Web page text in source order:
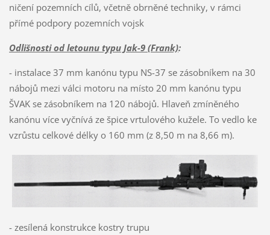
ničení pozemních cílů, včetně obrněné techniky, v rámci
přímé podpory pozemních vojsk
Odlišnosti od letounu typu Jak-9 (Frank):
- instalace 37 mm kanónu typu NS-37 se zásobníkem na 30
nábojů mezi válci motoru na místo 20 mm kanónu typu
ŠVAK se zásobníkem na 120 nábojů. Hlaveň zmíněného
kanónu více vyčnívá ze špice vrtulového kužele. To vedlo ke
vzrůstu celkové délky o 160 mm (z 8,50 m na 8,66 m).
- zesílená konstrukce kostry trupu